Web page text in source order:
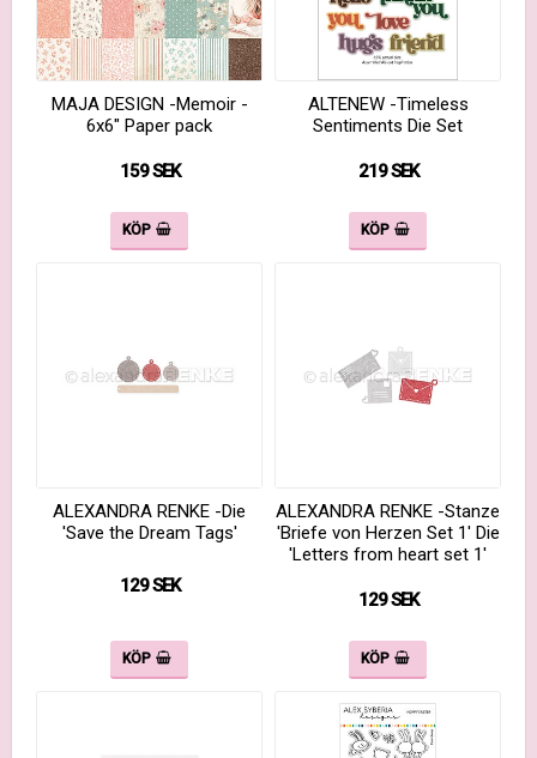
MAJA DESIGN -Memoir -
6x6" Paper pack
159 SEK
KÖP
ALTENEW -Timeless
Sentiments Die Set
219 SEK
KÖP
ALEXANDRA RENKE -Die
'Save the Dream Tags'
129 SEK
KÖP
ALEXANDRA RENKE -Stanze
'Briefe von Herzen Set 1' Die
'Letters from heart set 1'
129 SEK
KÖP